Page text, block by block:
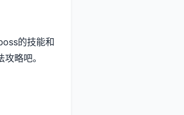
的技能和
略吧。